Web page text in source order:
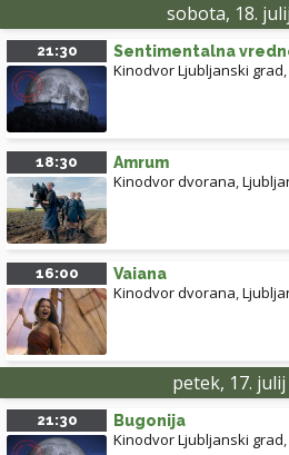
sobota, 18.
21:30 Sentimentalna
Kinodvor Ljubljanski grad,
18:30 Amrum
Kinodvor dvorana,
16:00 Vaiana
Kinodvor dvorana,
petek, 17. julij
21:30 Bugonija
Kinodvor Ljubljanski grad,